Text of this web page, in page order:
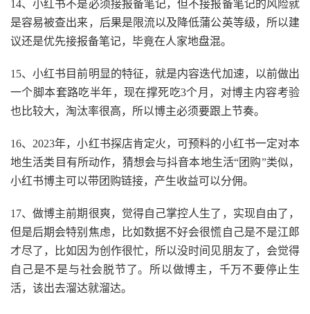
14、小红书不是必须接报备笔记，但不接报备笔记的风险就
是容易被查出来，后果是限流以及降低蒲公英等级，所以建
议还是优先接报备笔记，毕竟在人家地盘混。
15、小红书目前明显的特征，就是内容迭代加速，以前做出
一个脚本套路吃半年，现在撑死吃3个月，对博主内容考验
也比较大，淘汰率很高，所以博主必须要跟上节奏。
16、2023年，小红书探店肯定火，可预料的小红书一定对本
地生活类目有所动作，猜想会与抖音本地生活“团购”类似，
小红书博主可以带团购链接，产生收益可以分佣。
17、做博主前期很爽，觉得自己掌控人生了，实现自由了，
但是后期会特别焦虑，比如数据不好会很慌自己是不是江郎
才尽了，比如因为创作很忙，所以没时间见朋友了，会觉得
自己是不是与社会脱节了。所以做博主，千万不要停止生
活，该出去溜达就溜达。